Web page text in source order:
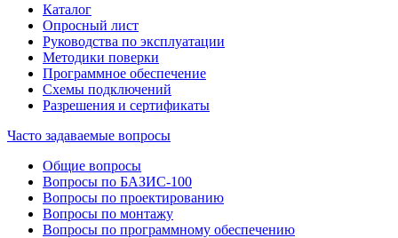
Каталог
Опросный лист
Руководства по эксплуатации
Методики поверки
Программное обеспечение
Схемы подключений
Разрешения и сертификаты
Часто задаваемые вопросы
Общие вопросы
Вопросы по БАЗИС-100
Вопросы по проектированию
Вопросы по монтажу
Вопросы по программному обеспечению